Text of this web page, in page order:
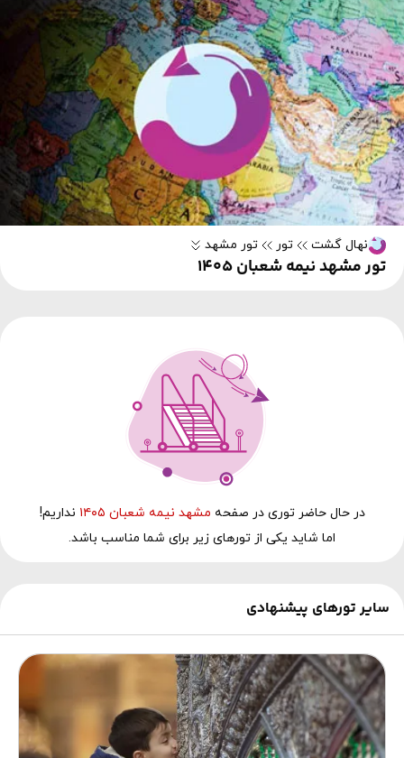
تور مشهد نیمه شعبان ۱۴۰۵
نهال گشت تور تور مشهد
در حال‌ حاضر توری در صفحه مشهد نیمه شعبان ۱۴۰۵
نداریم!
اما شاید یکی از تورهای زیر برای شما مناسب باشد.
سایر تورهای پیشنهادی